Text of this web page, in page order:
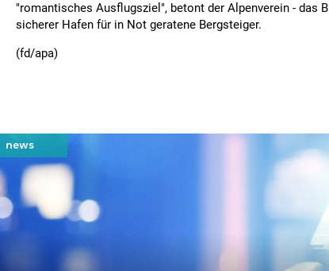
"romantisches Ausflugsziel", betont der Alpenverein - das
sicherer Hafen für in Not geratene Bergsteiger.
(fd/apa)